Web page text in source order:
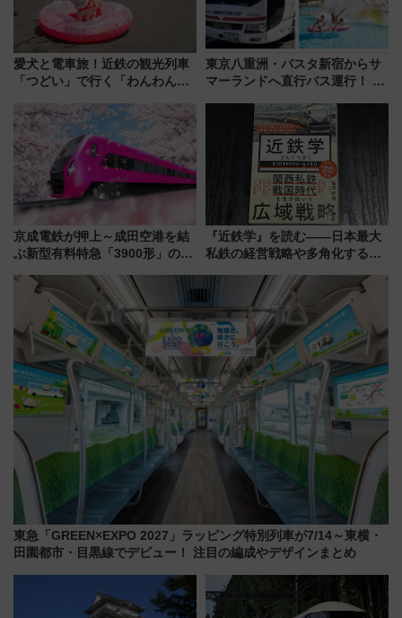
愛犬と電車旅！近鉄の観光列車
「つどい」で行く「わんわん列
める日帰りツアー
東京八重洲・バスタ新宿からサ
マーランドへ直行バス運行！ お
推し活を楽しもう！（2026年
8/1～31）
京成電鉄が押上～成田空港を結
ぶ新型有料特急「3900形」のコ
募集も実施
『近鉄学』を読む――日本最大
私鉄の経営戦略や多角化する事
にする一冊
東急「GREEN×EXPO 2027」ラッピング特別列車が7/14～東横・
田園都市・目黒線でデビュー！ 注目の編成やデザインまとめ